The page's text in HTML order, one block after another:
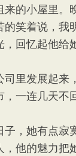
来的小屋里。
的笑着说，我
，回忆起他给
司里发展起来
一连几天不
子，她有点寂
，他的魅力把